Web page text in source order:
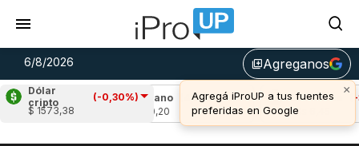
6/8/2026 library_addAgreganos
×
Agregá iProUP a tus fuentes
preferidas en Google
Dólar
cripto
(-0,30%)
$ 1573,38
Cardano
(4,47%)
Avalanche (-
u$s 6,45